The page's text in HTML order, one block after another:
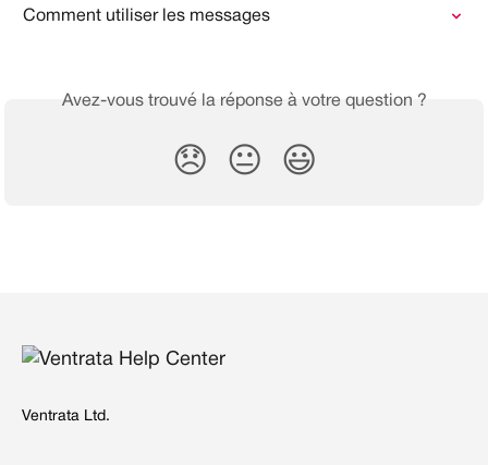
Comment utiliser les messages
Avez-vous trouvé la réponse à votre question ?
😞 😐 😃
Ventrata Ltd.